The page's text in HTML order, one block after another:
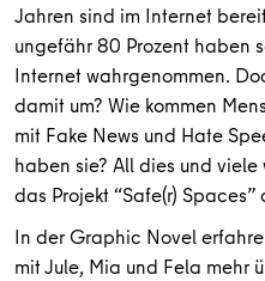
Jahren sind im Internet
ungefähr 80 Prozent haben
Internet wahrgenommen.
damit um? Wie kommen
mit Fake News und Hate
haben sie? All dies und
das Projekt “Safe(r)
In der Graphic Novel
mit Jule, Mia und Fela mehr